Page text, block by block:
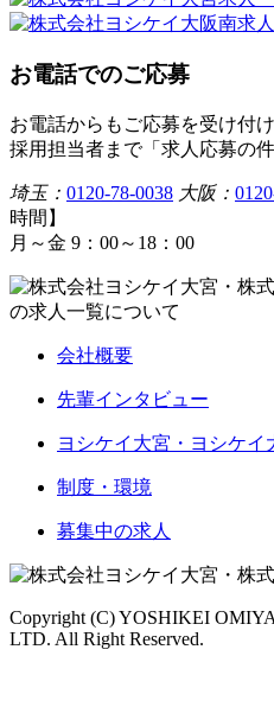
お電話でのご応募
お電話からもご応募を受け付
採用担当者まで「求人応募の
埼玉： 0120-78-0038 大阪：
時間】
月～金 9：00～18：00
会社概要
先輩インタビュー
ヨシケイ大宮・ヨシケイ
制度・環境
募集中の求人
Copyright (C) YOSHIKEI
LTD. All Right Reserved.